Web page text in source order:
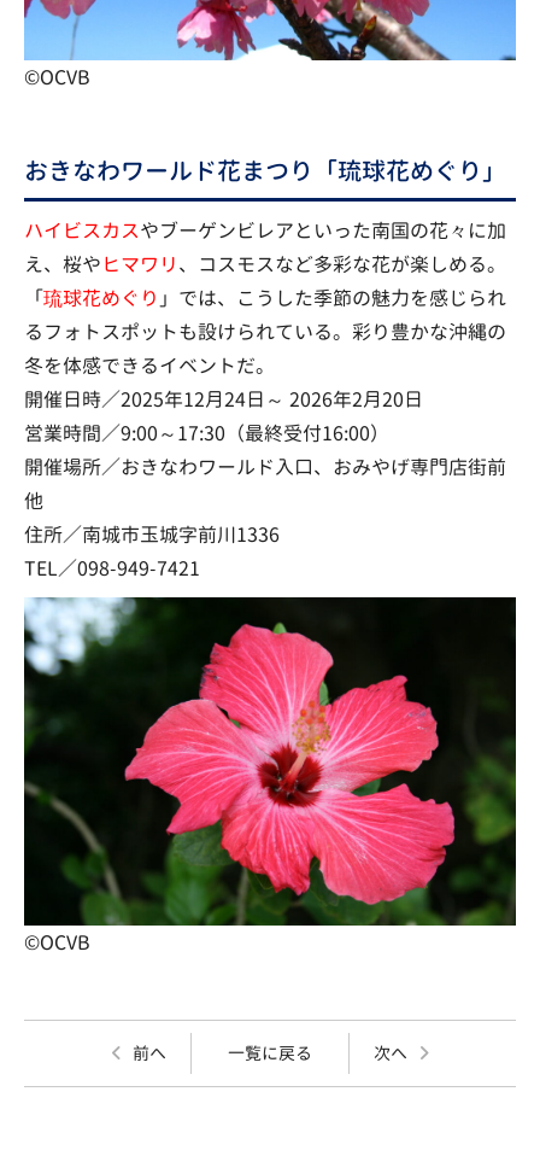
©OCVB
おきなわワールド花まつり「琉球花めぐり」
ハイビスカスやブーゲンビレアといった南国の花々に加
え、桜やヒマワリ、コスモスなど多彩な花が楽しめる。
「琉球花めぐり 」では、こうした季節の魅力を感じられ
るフォトスポットも設けられている。彩り豊かな沖縄の
冬を体感できるイベントだ。
開催日時／2025年12月24日～ 2026年2月20日
営業時間／9:00～17:30（最終受付16:00）
開催場所／おきなわワールド入口、おみやげ専門店街前
他
住所／南城市玉城字前川1336
TEL／098-949-7421
©OCVB
前へ 一覧に戻る 次へ